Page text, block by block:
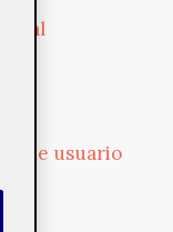
de usuario